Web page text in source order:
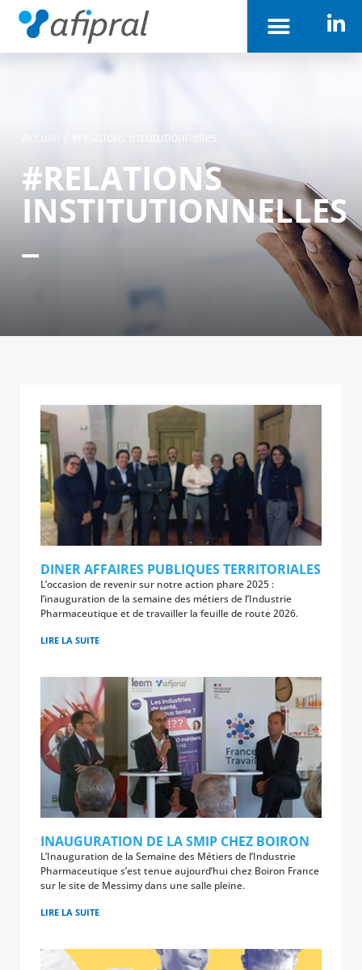
#relations institutionnelles
#RELATIONS
INSTITUTIONNELLES
DINER AFFAIRES PUBLIQUES TERRITORIALES
L’occasion de revenir sur notre action phare 2025 :
l’inauguration de la semaine des métiers de l’Industrie
Pharmaceutique et de travailler la feuille de route 2026.
LIRE LA SUITE
INAUGURATION DE LA SMIP CHEZ BOIRON
L’Inauguration de la Semaine des Métiers de l’Industrie
Pharmaceutique s’est tenue aujourd’hui chez Boiron France
sur le site de Messimy dans une salle pleine.
LIRE LA SUITE